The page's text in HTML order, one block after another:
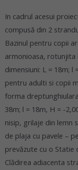
In cadrul acesui
compusă din 2
Bazinul pentru copii
armonioasa, rotunjita
dimensiuni: L = 18m; l
pentru adulti si copii
forma
38m; l = 18m, H = -
nisip, grilaje din lemn
de plaja cu pavele –
prevăzute cu o Statie
Clădirea adiacenta